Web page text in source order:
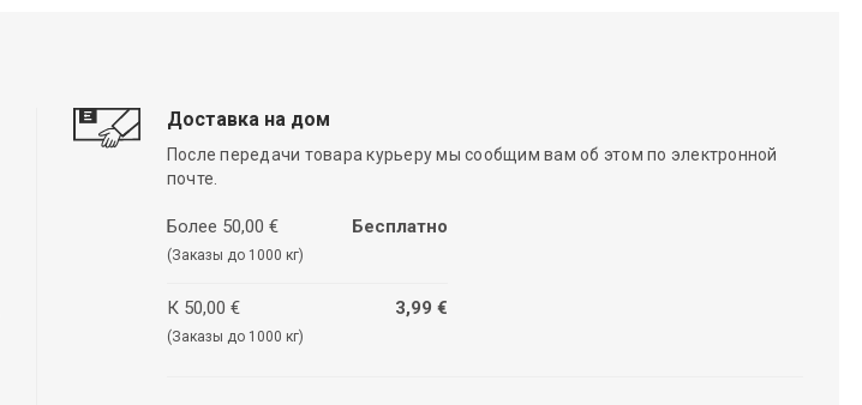
Доставка на дом
После передачи товара курьеру мы сообщим вам об этом по электронной
почте.
Более 50,00 €
(Заказы до 1000 кг)
Бесплатно
К 50,00 €
(Заказы до 1000 кг)
3,99 €